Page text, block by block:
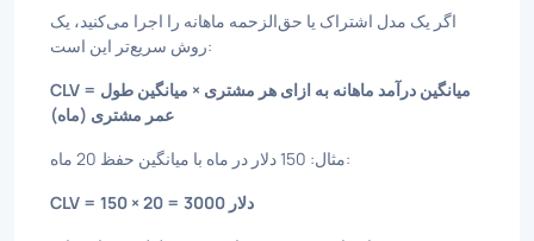
اگر یک مدل اشتراک یا حق‌الزحمه ماهانه را اجرا می‌کنید، یک
روش سریع‌تر این است:
CLV = میانگین درآمد ماهانه به ازای هر مشتری × میانگین طول
عمر مشتری (ماه)
مثال: 150 دلار در ماه با میانگین حفظ 20 ماه:
CLV = 150 × 20 = 3000 دلار